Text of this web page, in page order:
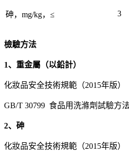
砷，mg/kg，≤ 3
檢驗方法
1、重金屬（以鉛計）
化妝品安全技術規範（2015年版）
GB/T 30799 食品用洗滌劑試驗方
2、砷
化妝品安全技術規範（2015年版）